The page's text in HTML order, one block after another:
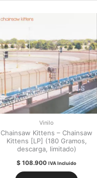
Vinilo
Chainsaw Kittens – Chainsaw
Kittens [LP] (180 Gramos,
descarga, limitado)
$ 108.900 IVA Incluido